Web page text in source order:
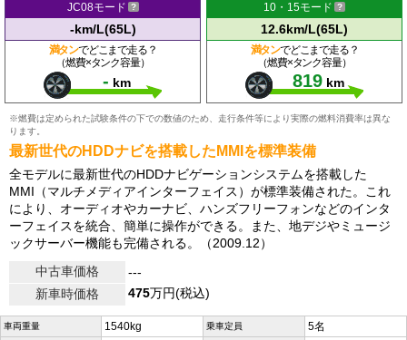
JC08モード
-km/L(65L)
満タンでどこまで走る？
（燃費×タンク容量）
- km
10・15モード
12.6km/L(65L)
満タンでどこまで走る？
（燃費×タンク容量）
819 km
※燃費は定められた試験条件の下での数値のため、走行条件等により実際の燃料消費率は異な
ります。
最新世代のHDDナビを搭載したMMIを標準装備
全モデルに最新世代のHDDナビゲーションシステムを搭載した
MMI（マルチメディアインターフェイス）が標準装備された。これ
により、オーディオやカーナビ、ハンズフリーフォンなどのインタ
ーフェイスを統合、簡単に操作ができる。また、地デジやミュージ
ックサーバー機能も完備される。（2009.12）
中古車価格
---
新車時価格
475万円(税込)
車両重量 1540kg 乗車定員 5名